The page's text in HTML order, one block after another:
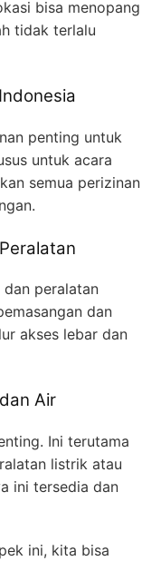
bisa menopang
tidak terlalu
penting untuk
untuk acara
semua perizinan
peralatan
dan
akses lebar dan
Air
Ini terutama
listrik atau
ini tersedia dan
ini, kita bisa